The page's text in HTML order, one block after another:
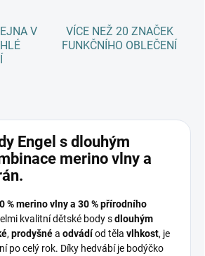
V
VÍCE NEŽ 20 ZNAČEK
FUNKČNÍHO OBLEČENÍ
Engel s dlouhým
merino vlny a
% merino vlny a 30 % přírodního
kvalitní dětské body sdlouhým
, prodyšnéa odvádíod těla vlhkost, je
po celý rok. Díky hedvábí je bodýčko